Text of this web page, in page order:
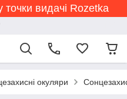
видачі Rozetka
окуляри